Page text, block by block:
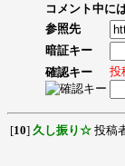
コメント中に
参照先
暗証キー
確認キー
投
[10] 久し振り☆ 投稿